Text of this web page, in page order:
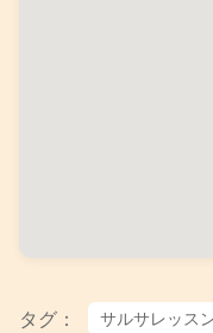
タグ： サルサレッス